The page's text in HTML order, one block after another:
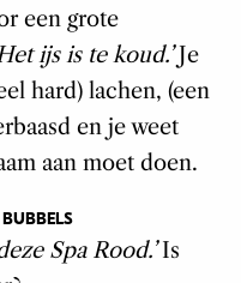
een grote
ijs is te koud.’Je
hard) lachen, (een
en je weet
aan moet doen.
Spa Rood.’Is